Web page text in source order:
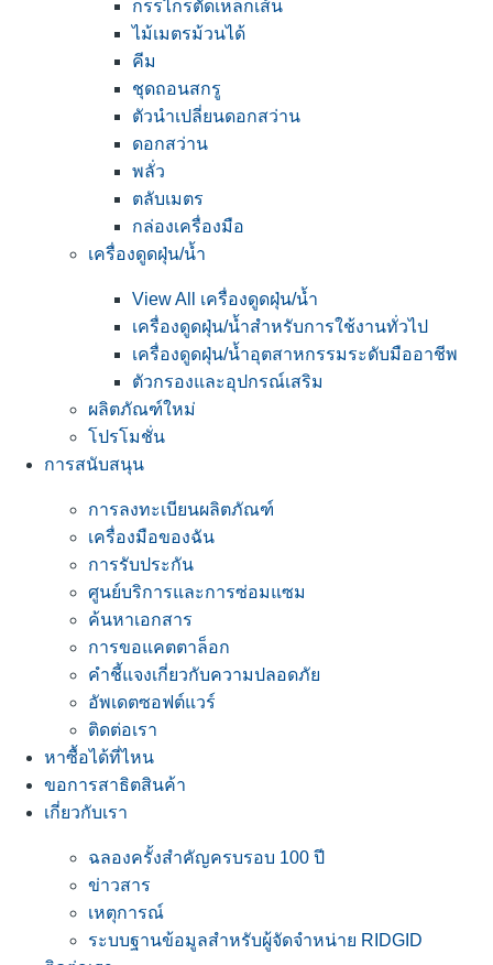
กรรไกรตัดเหล็กเส้น
ไม้เมตรม้วนได้
คีม
ชุดถอนสกรู
ตัวนำเปลี่ยนดอกสว่าน
ดอกสว่าน
พลั่ว
ตลับเมตร
กล่องเครื่องมือ
เครื่องดูดฝุ่น/น้ำ
View All เครื่องดูดฝุ่น/น้ำ
เครื่องดูดฝุ่น/น้ำสำหรับการใช้งานทั่วไป
เครื่องดูดฝุ่น/น้ำอุตสาหกรรมระดับมืออาชีพ
ตัวกรองและอุปกรณ์เสริม
ผลิตภัณฑ์ใหม่
โปรโมชั่น
การสนับสนุน
การลงทะเบียนผลิตภัณฑ์
เครื่องมือของฉัน
การรับประกัน
ศูนย์บริการและการซ่อมแซม
ค้นหาเอกสาร
การขอแคตตาล็อก
คำชี้แจงเกี่ยวกับความปลอดภัย
อัพเดตซอฟต์แวร์
ติดต่อเรา
หาซื้อได้ที่ไหน
ขอการสาธิตสินค้า
เกี่ยวกับเรา
ฉลองครั้งสำคัญครบรอบ 100 ปี
ข่าวสาร
เหตุการณ์
ระบบฐานข้อมูลสำหรับผู้จัดจำหน่าย RIDGID